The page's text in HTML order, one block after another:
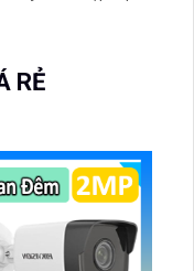
RẺ